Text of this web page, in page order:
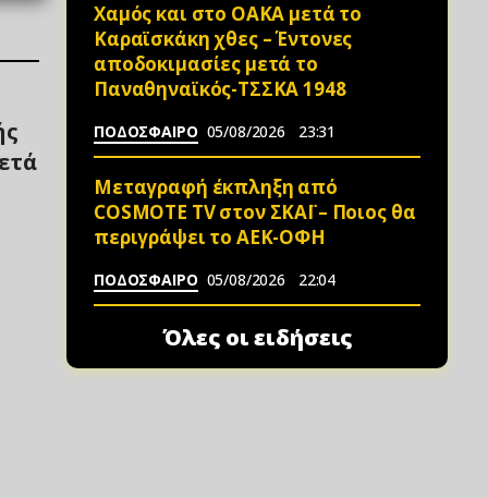
Χαμός και στο ΟΑΚΑ μετά το
Καραϊσκάκη χθες – Έντονες
αποδοκιμασίες μετά το
Παναθηναϊκός-ΤΣΣΚΑ 1948
ΠΟΔΟΣΦΑΙΡΟ 05/08/2026 23:31
Μεταγραφή έκπληξη από
COSMOTE TV στον ΣΚΑΪ – Ποιος θα
περιγράψει το ΑΕΚ-ΟΦΗ
ΠΟΔΟΣΦΑΙΡΟ 05/08/2026 22:04
Όλες οι ειδήσεις